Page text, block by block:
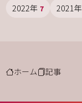
2022年 7 2021年
ホーム 記事